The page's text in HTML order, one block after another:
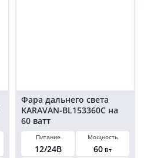
Фара дальнего света
KARAVAN-BL153360C на
60 ватт
Питание
12/24В
Мощность
60 Вт